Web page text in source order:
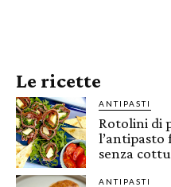
Le ricette
ANTIPASTI
Rotolini di
l’antipasto
senza
ANTIPASTI